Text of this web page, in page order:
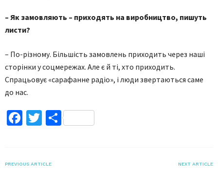
– Як замовляють – приходять на виробництво, пишуть
листи?
– По-різному. Більшість замовлень приходить через наші
сторінки у соцмережах. Але є й ті, хто приходить.
Спрацьовує «сарафанне радіо», і люди звертаються саме
до нас.
Facebook
TwitterПоділитися
PREVIOUS ARTICLE NEXT ARTICLE